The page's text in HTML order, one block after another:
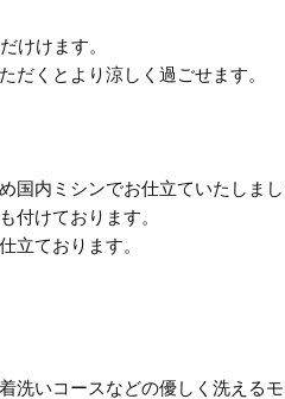
けけます。
だくとより涼しく過ごせます。
国内ミシンでお仕立ていたしまし
付けております。
立ております。
洗いコースなどの優しく洗える